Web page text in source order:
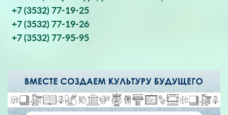
+7 (3532) 77-19-25
+7 (3532) 77-19-26
+7 (3532) 77-95-95